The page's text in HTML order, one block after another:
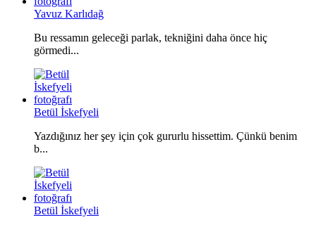
Yavuz Karlıdağ
Bu ressamın geleceği parlak, tekniğini daha önce hiç
görmedi...
Betül İskefyeli
Yazdığınız her şey için çok gururlu hissettim. Çünkü benim
b...
Betül İskefyeli